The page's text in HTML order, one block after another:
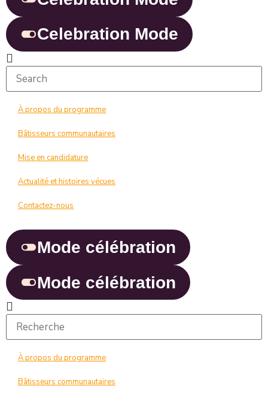
Celebration Mode
À propos du programme
Bâtisseurs communautaires
Mise en candidature
Actualité et histoires vécues
Contactez-nous
Mode célébration
Mode célébration
À propos du programme
Bâtisseurs communautaires